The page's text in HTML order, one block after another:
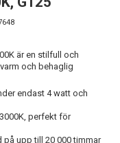
är en stilfull och
och behaglig
endast 4 watt och
perfekt för
på upp till 20 000 timmar